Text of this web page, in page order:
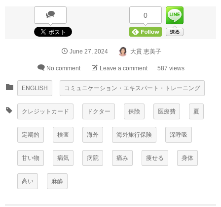
0
June 27 2024 大貫 恵美子
No comment Leave a comment 587 views
ENGLISH コミュニケーション・エキスパート・トレーニング
クレジットカード ドクター 保険 医療費 夏
定期的 検査 海外 海外旅行保険 深呼吸
甘い物 病気 病院 痛み 痩せる 身体
高い 麻酔